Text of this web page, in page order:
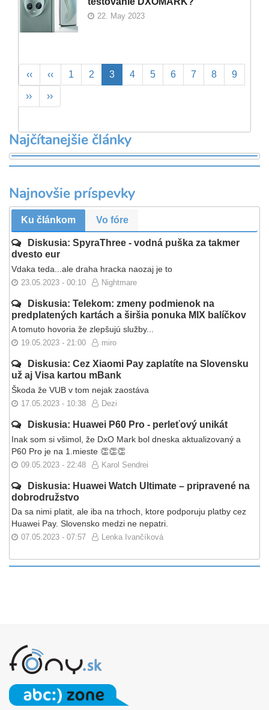
22. May 2023
Pagination
First
page
‹‹
Previous
page
‹‹ Page
1 Page
2
Aktuálna
stránka
3 Page
4 Page
5 Page
6 Page
7 Page
8 Page
9
Ďalšia
strana
››
Posledná
strana
››
Najčítanejšie články
Najnovšie príspevky
Ku článkom Vo fóre
Diskusia: SpyraThree - vodná puška za takmer
dvesto eur
Vdaka teda...ale draha hracka naozaj je to
23.05.2023 - 00:10 Nightmare
Diskusia: Telekom: zmeny podmienok na
predplatených kartách a širšia ponuka MIX balíčkov
A tomuto hovoria že zlepšujú služby...
19.05.2023 - 21:00 miro
Diskusia: Cez Xiaomi Pay zaplatíte na Slovensku
už aj Visa kartou mBank
Škoda že VUB v tom nejak zaostáva
17.05.2023 - 10:38 Dezi
Diskusia: Huawei P60 Pro - perleťový unikát
Inak som si všimol, že DxO Mark bol dneska aktualizovaný a
P60 Pro je na 1.mieste 👏👏👏
09.05.2023 - 22:48 Karol Sendrei
Diskusia: Huawei Watch Ultimate – pripravené na
dobrodružstvo
Da sa nimi platit, ale iba na trhoch, ktore podporuju platby cez
Huawei Pay. Slovensko medzi ne nepatri.
07.05.2023 - 07:57 Lenka Ivančíková